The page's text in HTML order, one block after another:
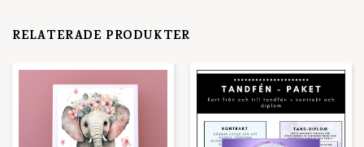
RELATERADE PRODUKTER